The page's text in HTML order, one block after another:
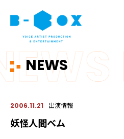
NEWS
2006.11.21 出演情報
妖怪人間ベム